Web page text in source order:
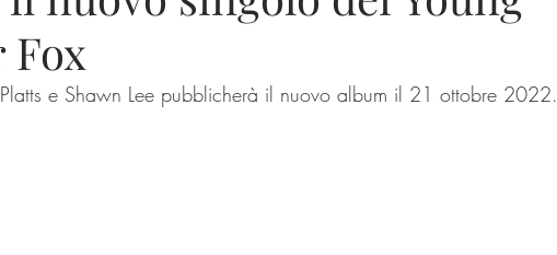
Fox
e Shawn Lee pubblicherà il nuovo album il 21 ottobre 2022.